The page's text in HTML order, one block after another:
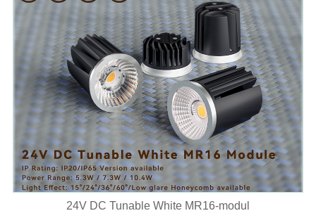
24V DC Tunable White MR16-modul